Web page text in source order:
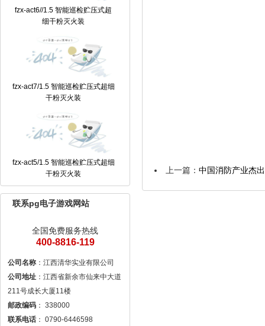
fzx-act6//1.5 智能巡检贮压式超
细干粉灭火装
fzx-act7/1.5 智能巡检贮压式超细
干粉灭火装
fzx-act5/1.5 智能巡检贮压式超细
干粉灭火装
联系pg电子游戏网站
全国免费服务热线
400-8816-119
公司名称
公司地址 ：江西省新余市仙来中大道
邮政编码
联系电话
上一篇： 中国消防产业杰